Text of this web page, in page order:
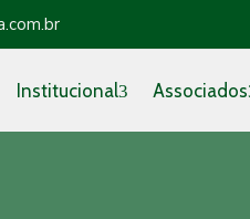
Institucional Associados